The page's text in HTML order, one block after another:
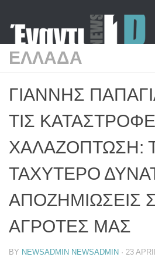
ΕΛΛΑΔΑ
ΓΙΑΝΝΗΣ
ΤΙΣ
ΧΑΛΑΖΟΠΤΩΣΗ:
ΤΑΧΥΤΕΡΟ
ΑΠΟΖΗΜΙΩΣΕΙΣ
ΑΓΡΟΤΕΣ ΜΑΣ
BY NEWSADMIN NEWSADMIN · 23